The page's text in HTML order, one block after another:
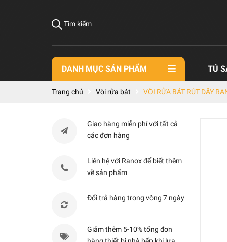
Tìm kiếm
DANH MỤC SẢN PHẨM TỦ
Trang chủ Vòi rửa bát VÒI RỬA BÁT RÚT DÂY
Giao hàng miễn phí với tất cả
các đơn hàng
Liên hệ với Ranox để biết thêm
về sản phẩm
Đổi trả hàng trong vòng 7 ngày
Giảm thêm 5-10% tổng đơn